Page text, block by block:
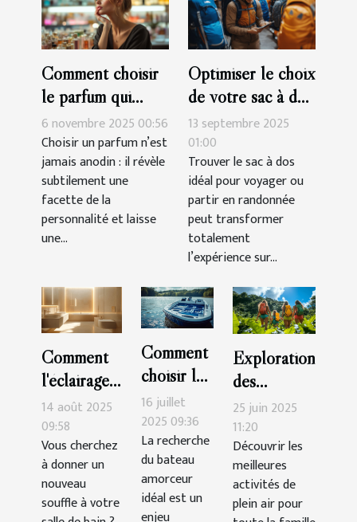
Comment choisir
le parfum qui
complète votre
personnalité?
6 novembre 2025 00:56
Choisir un parfum n’est
jamais anodin : il révèle
subtilement une
facette de la
personnalité et laisse
une...
Optimiser le choix
de votre sac à dos
pour voyages et
randonnées
13 septembre 2025
01:00
Trouver le sac à dos
idéal pour voyager ou
partir en randonnée
peut transformer
totalement
l’expérience sur...
Comment
l'éclairage
peut
transformer
votre salle
de bain ?
14 août 2025
09:58
Vous cherchez
à donner un
nouveau
souffle à votre
Comment
choisir le
meilleur
bateau
amorceur
pour vos
sessions
de pêche
16 juillet
2025 09:36
La recherche
du bateau
amorceur
idéal est un
enjeu
Exploration
des
meilleures
activités de
plein air
pour toute
la famille
25 juin 2025
11:20
Découvrir les
meilleures
activités de
plein air pour